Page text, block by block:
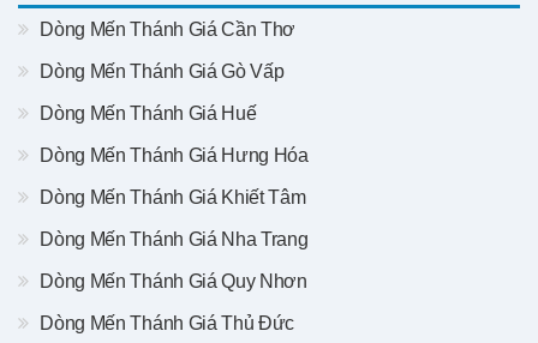
Dòng Mến Thánh Giá Cần Thơ
Dòng Mến Thánh Giá Gò Vấp
Dòng Mến Thánh Giá Huế
Dòng Mến Thánh Giá Hưng Hóa
Dòng Mến Thánh Giá Khiết Tâm
Dòng Mến Thánh Giá Nha Trang
Dòng Mến Thánh Giá Quy Nhơn
Dòng Mến Thánh Giá Thủ Đức